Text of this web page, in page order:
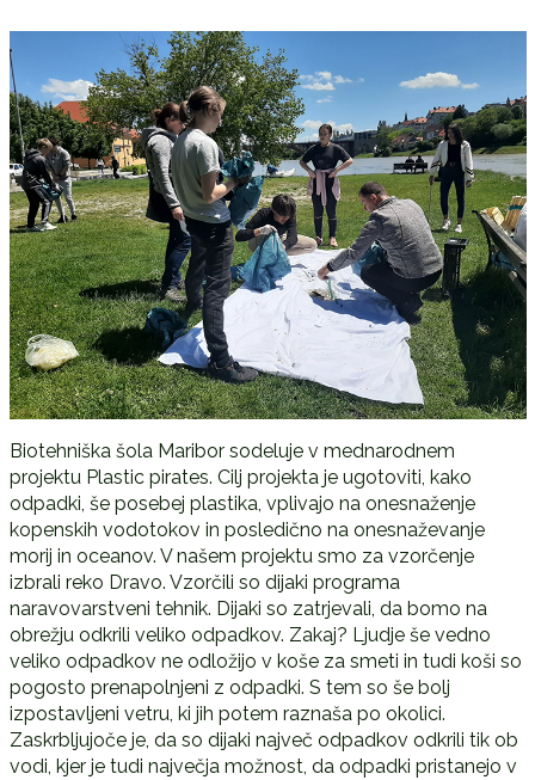
Biotehniška šola Maribor sodeluje v mednarodnem
projektu Plastic pirates. Cilj projekta je ugotoviti, kako
odpadki, še posebej plastika, vplivajo na onesnaženje
kopenskih vodotokov in posledično na onesnaževanje
morij in oceanov. V našem projektu smo za vzorčenje
izbrali reko Dravo. Vzorčili so dijaki programa
naravovarstveni tehnik. Dijaki so zatrjevali, da bomo na
obrežju odkrili veliko odpadkov. Zakaj? Ljudje še vedno
veliko odpadkov ne odložijo v koše za smeti in tudi koši so
pogosto prenapolnjeni z odpadki. S tem so še bolj
izpostavljeni vetru, ki jih potem raznaša po okolici.
Zaskrbljujoče je, da so dijaki največ odpadkov odkrili tik ob
vodi, kjer je tudi največja možnost, da odpadki pristanejo v